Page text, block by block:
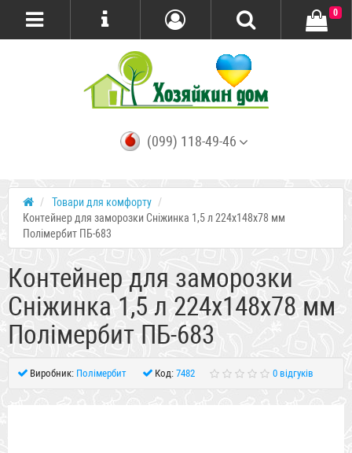
(099) 118-49-46
0
Товари для комфорту
Контейнер для заморозки Сніжинка 1,5 л 224x148x78 мм
Полімербит ПБ-683
Контейнер для заморозки
Сніжинка 1,5 л 224x148x78 мм
Полімербит ПБ-683
Виробник: Полімербит Код: 7482 0 відгуків